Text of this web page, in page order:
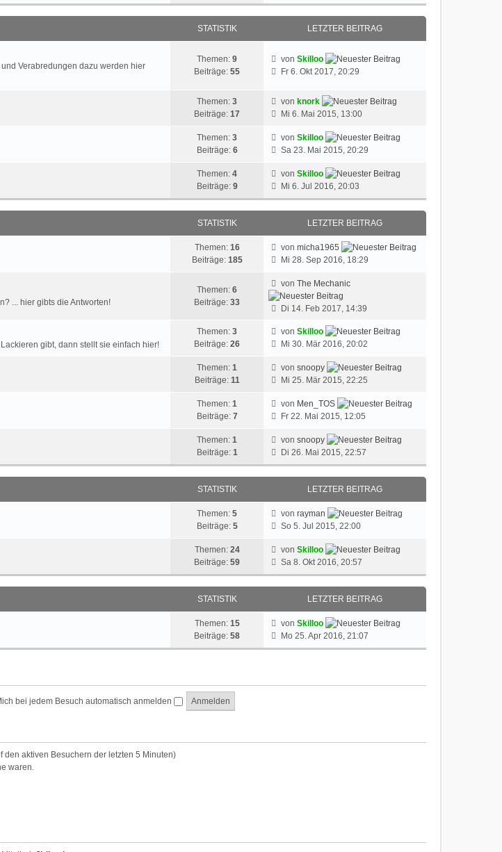
STATISTIK LETZTER BEITRAG
Verabredungen dazu werden hier
Themen: 9
Beiträge: 55
vonSkilloo
Fr 6. Okt 2017, 20:29
Themen: 3
Beiträge: 17
von knork
Mi 6. Mai 2015, 13:00
Themen: 3
Beiträge: 6
vonSkilloo
Sa 23. Mai 2015, 20:29
Themen: 4
Beiträge: 9
vonSkilloo
Mi 6. Jul 2016, 20:03
STATISTIK LETZTER BEITRAG
Themen: 16
Beiträge: 185
vonmicha1965
Mi 28. Sep 2016, 18:29
... hier gibts die Antworten!
Themen: 6
Beiträge: 33
vonThe Mechanic
Di 14. Feb 2017, 14:39
gibt, dann stellt sie einfach hier!
Themen: 3
Beiträge: 26
vonSkilloo
Mi 30. Mär 2016, 20:02
Themen: 1
Beiträge: 11
vonsnoopy
Mi 25. Mär 2015, 22:25
Themen: 1
Beiträge: 7
von Men_TOS
Fr 22. Mai 2015, 12:05
Themen: 1
Beiträge: 1
vonsnoopy
Di 26. Mai 2015, 22:57
STATISTIK LETZTER BEITRAG
Themen: 5
Beiträge: 5
vonrayman
So 5. Jul 2015, 22:00
Themen: 24
Beiträge: 59
vonSkilloo
Sa 8. Okt 2016, 20:57
STATISTIK LETZTER BEITRAG
Themen: 15
Beiträge: 58
vonSkilloo
Mo 25. Apr 2016, 21:07
bei jedem Besuch automatisch anmelden
aktiven Besuchern der letzten 5 Minuten)
waren.